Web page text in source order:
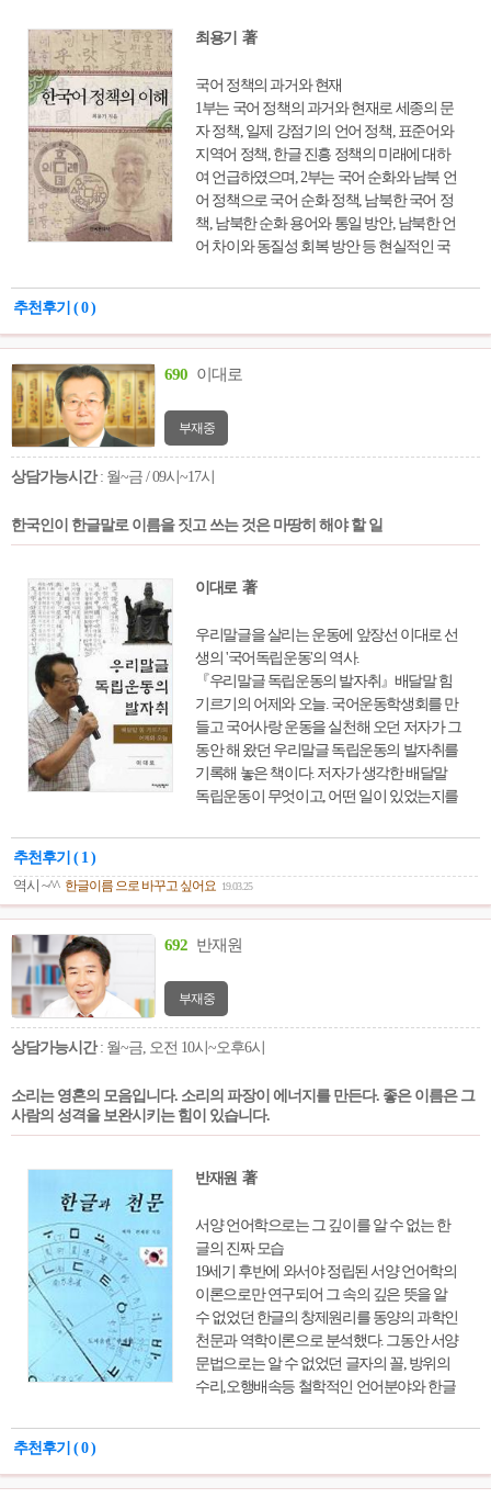
최용기 著
국어 정책의 과거와 현재
1부는 국어 정책의 과거와 현재로 세종의 문
자 정책, 일제 강점기의 언어 정책, 표준어와
지역어 정책, 한글 진흥 정책의 미래에 대하
여 언급하였으며, 2부는 국어 순화와 남북 언
어 정책으로 국어 순화 정책, 남북한 국어 정
책, 남북한 순화 용어와 통일 방안, 남북한 언
어 차이와 동질성 회복 방안 등 현실적인 국
에 관한 내용이다.
추천후기 ( 0 )
690 이대로
부재중
상담가능시간: 월~금 / 09시~17시
한국인이 한글말로 이름을 짓고 쓰는 것은 마땅히 해야 할 일
이대로 著
우리말글을 살리는 운동에 앞장선 이대로 선
생의 '국어독립운동'의 역사.
『우리말글 독립운동의 발자취』배달말 힘
기르기의 어제와 오늘. 국어운동학생회를 만
들고 국어사랑 운동을 실천해 오던 저자가 그
동안 해 왔던 우리말글 독립운동의 발자취를
기록해 놓은 책이다. 저자가 생각한 배달말
독립운동이 무엇이고, 어떤 일이 있었는지를
추천후기 ( 1 )
역시 ~^^ 한글이름 으로 바꾸고 싶어요 19.03.25
692 반재원
부재중
상담가능시간: 월~금, 오전 10시~오후6시
소리는 영혼의 모음입니다. 소리의 파장이 에너지를 만든다. 좋은 이름은 그
사람의 성격을 보완시키는 힘이 있습니다.
반재원 著
서양 언어학으로는 그 깊이를 알 수 없는 한
글의 진짜 모습
19세기 후반에 와서야 정립된 서양 언어학의
이론으로만 연구되어 그 속의 깊은 뜻을 알
수 없었던 한글의 창제원리를 동양의 과학인
천문과 역학이론으로 분석했다. 그동안 서양
문법으로는 알 수 없었던 글자의 꼴, 방위의
수리,오행배속등 철학적인 언어분야와 한글
과학적인 문자라는 찬사를 받고 있는 이유를
추천후기 ( 0 )